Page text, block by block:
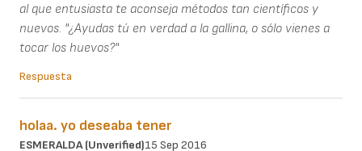
al que entusiasta te aconseja métodos tan científicos y
nuevos. "¿Ayudas tú en verdad a la gallina, o sólo vienes a
tocar los huevos?"
Respuesta
holaa. yo deseaba tener
ESMERALDA (unverified)15 Sep 2016